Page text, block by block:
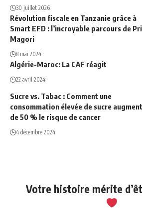
30 juillet 2026
Révolution fiscale en Tanzanie grâce à
Smart EFD : l’incroyable parcours de
Magori
8 mai 2024
Algérie-Maroc: La CAF réagit
22 avril 2024
Sucre vs. Tabac : Comment une
consommation élevée de sucre
de 50 % le risque de cancer
4 décembre 2024
Votre histoire mérite